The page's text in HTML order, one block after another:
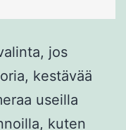
jos
kestävää
useilla
kuten